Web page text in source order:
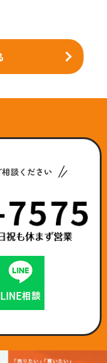
談ください